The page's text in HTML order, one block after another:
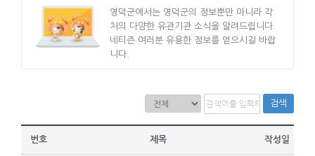
영덕군에서는 영덕군의 정보뿐만 아니라 각
처의 다양한 유관기관 소식을 알려드립니다.
네티즌 여러분 유용한 정보를 얻으시길 바랍
니다.
검색
번호 제목 작성일